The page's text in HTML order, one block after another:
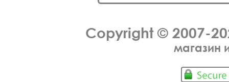
Copyright © 2007-
магазин